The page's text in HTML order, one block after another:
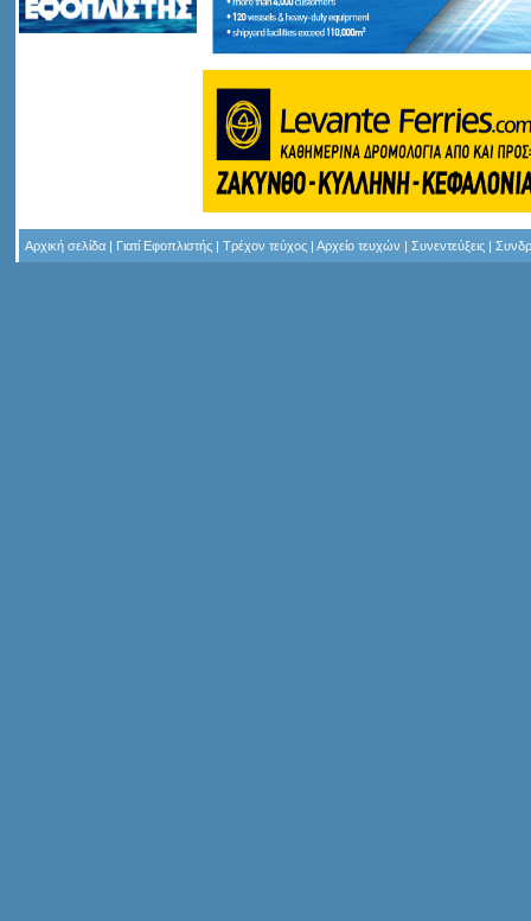
Αρχική σελίδα | Γιατί Εφοπλιστής | Τρέχον τεύχος | Αρχείο τευχών | Συνεντεύξεις |